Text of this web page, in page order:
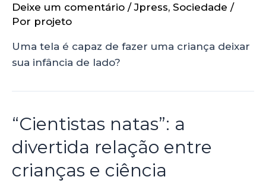
Deixe um comentário /Jpress, Sociedade /
Por projeto
Uma tela é capaz de fazer uma criança deixar
sua infância de lado?
“Cientistas natas”: a
divertida relação entre
crianças e ciência